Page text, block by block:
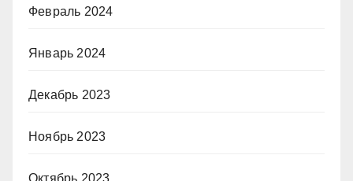
Февраль 2024
Январь 2024
Декабрь 2023
Ноябрь 2023
Октябрь 2023